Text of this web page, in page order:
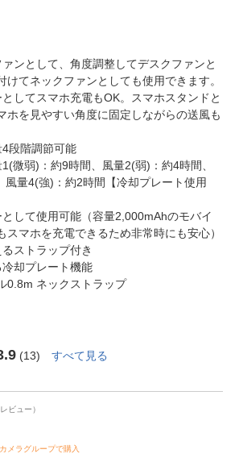
ンとして、角度調整してデスクファンと
けてネックファンとしても使用できます。
してスマホ充電もOK。スマホスタンドと
ホを見やすい角度に固定しながらの送風も
段階調節可能
微弱)：約9時間、風量2(弱)：約4時間、
風量4(強)：約2時間【冷却プレート使用
して使用可能（容量2,000mAhのモバイ
スマホを充電できるため非常時にも安心）
ストラップ付き
却プレート機能
0.8m ネックストラップ
(13) すべて見る
ビュー）
メラグループで購入